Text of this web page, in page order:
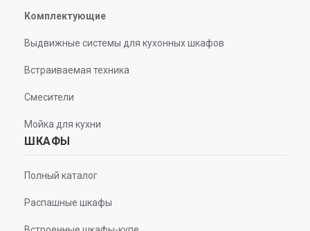
Комплектующие
Выдвижные системы для кухонных шкафов
Встраиваемая техника
Смесители
Мойка для кухни
ШКАФЫ
Полный каталог
Распашные шкафы